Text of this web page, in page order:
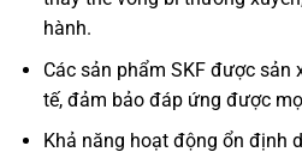
hành.
Các sản phẩm SKF được sản
tế, đảm bảo đáp ứng được
Khả năng hoạt động ổn định